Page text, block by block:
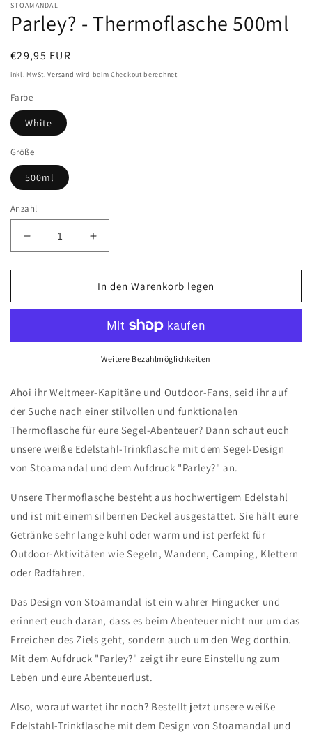
in
Modal
öffnen
STOAMANDAL
Parley? - Thermoflasche 500ml
Normaler
Preis
€29,95 EUR
inkl. MwSt.Versand wird beim Checkout berechnet
Farbe
White
Größe
500ml
Anzahl
Verringere
die
Menge
Parley?
Thermoflasche
500ml
Erhöhe
die
Menge
für
Parley?
Thermoflasche
500ml
In den Warenkorb legen
Weitere Bezahlmöglichkeiten
Ahoi ihr Weltmeer-Kapitäne und Outdoor-Fans, seid ihr auf
der Suche nach einer stilvollen und funktionalen
Thermoflasche für eure Segel-Abenteuer? Dann schaut euch
unsere weiße Edelstahl-Trinkflasche mit dem Segel-Design
von Stoamandal und dem Aufdruck "Parley?" an.
Unsere Thermoflasche besteht aus hochwertigem Edelstahl
und ist mit einem silbernen Deckel ausgestattet. Sie hält eure
Getränke sehr lange kühl oder warm und ist perfekt für
Outdoor-Aktivitäten wie Segeln, Wandern, Camping, Klettern
oder Radfahren.
Das Design von Stoamandal ist ein wahrer Hingucker und
erinnert euch daran, dass es beim Abenteuer nicht nur um das
Erreichen des Ziels geht, sondern auch um den Weg dorthin.
Mit dem Aufdruck "Parley?" zeigt ihr eure Einstellung zum
Leben und eure Abenteuerlust.
Also, worauf wartet ihr noch? Bestellt jetzt unsere weiße
Edelstahl-Trinkflasche mit dem Design von Stoamandal und